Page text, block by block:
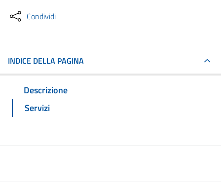
Condividi
INDICE DELLA PAGINA
Descrizione
Servizi